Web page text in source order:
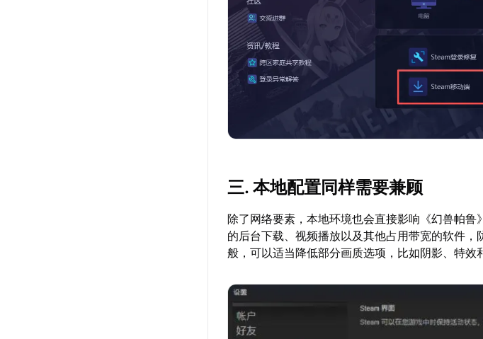
三. 本地配置同样需要兼顾
除了网络要素，本地环境也会直接影响《幻兽帕
的后台下载、视频播放以及其他占用带宽的软件
般，可以适当降低部分画质选项，比如阴影、特效